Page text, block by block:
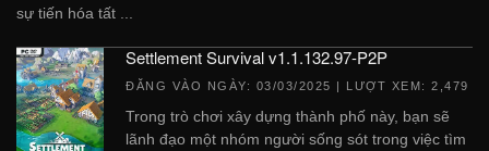
sự tiến hóa tất ...
Settlement Survival v1.1.132.97-P2P
ĐĂNG VÀO NGÀY: 03/03/2025 | LƯỢT XEM: 2,479
Trong trò chơi xây dựng thành phố này, bạn sẽ
lãnh đạo một nhóm người sống sót trong việc tìm